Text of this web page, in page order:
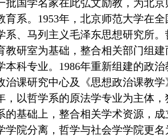
批国学名家在此弘文励教，为北
育系。1953年，北京师范大学在
系、马列主义毛泽东思想研究所
教研室为基础，整合相关部门组
本科专业。1986年重新组建的政
治课研究中心及《思想政治课教
，以哲学系的原法学专业为主体
的基础上，整合相关学术资源，
学院分离，哲学与社会学学院更